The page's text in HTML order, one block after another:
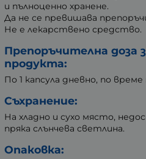
и пълноценно хранене.
Да не се превишава
Не е лекарствено средство.
Препоръчителна доза
продукта:
По 1 капсула дневно, по време
Съхранение:
На хладно и сухо място,
пряка слънчева светлина.
Опаковка: